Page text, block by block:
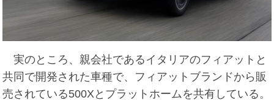
実のところ、親会社であるイタリアのフィアットと
共同で開発された車種で、フィアットブランドから販
売されている500Xとプラットホームを共有している。